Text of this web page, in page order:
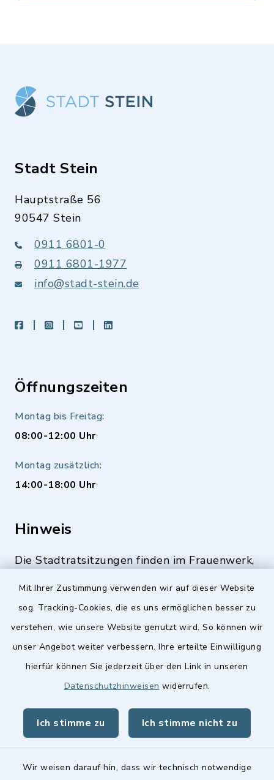
Mit Ihrer Zustimmung verwenden wir auf dieser Website
sog. Tracking-Cookies, die es uns ermöglichen besser zu
verstehen, wie unsere Website genutzt wird. So können wir
unser Angebot weiter verbessern. Ihre erteilte Einwilligung
hierfür können Sie jederzeit über den Link in unseren
Datenschutzhinweisen widerrufen.
Ich stimme zu Ich stimme nicht zu
Wir weisen darauf hin, dass wir technisch notwendige
Stadt Stein
Hauptstraße 56
90547 Stein
0911 6801-0
0911 6801-1977
info@stadt-stein.de
facebookinstagramyoutubeLinkedIn
Öffnungszeiten
Montag bis Freitag:
08:00-12:00 Uhr
Montag zusätzlich:
14:00-18:00 Uhr
Hinweis
Die Stadtratsitzungen finden im Frauenwerk,
Quicklinks
Stellenangebote
Landkreis Fürth